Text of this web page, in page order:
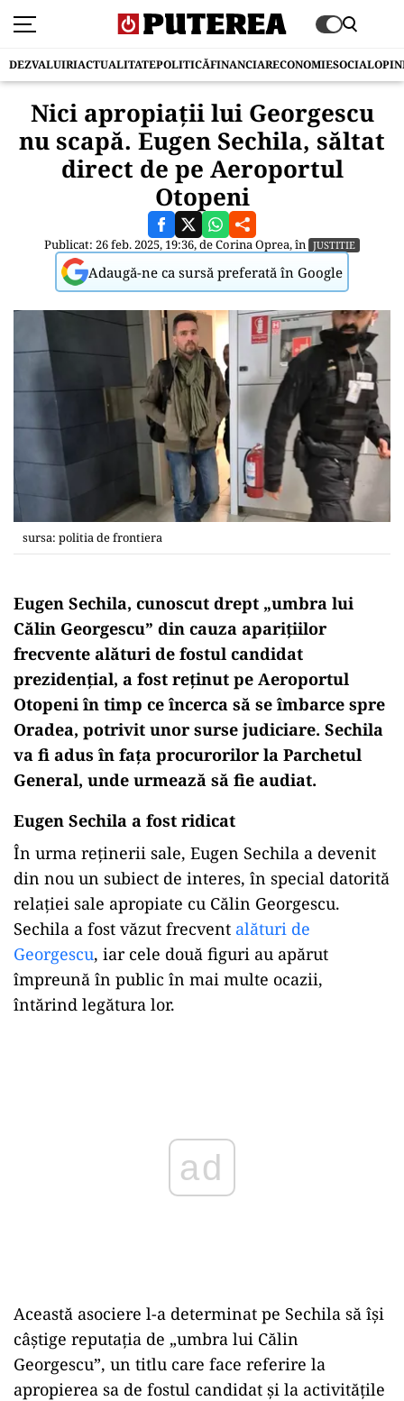
DEZVALUIRIACTUALITATEPOLITICĂFINANCIARECONOMIESOCIAL
Nici apropiații lui Georgescu
nu scapă. Eugen Sechila, săltat
direct de pe Aeroportul
Otopeni
Publicat: 26 feb. 2025, 19:36, deCorina Oprea, în JUSTITIE
Adaugă-ne ca sursă preferată în Google
sursa: politia de frontiera
Eugen Sechila, cunoscut drept „umbra lui
Călin Georgescu” din cauza aparițiilor
frecvente alături de fostul candidat
prezidențial, a fost reținut pe Aeroportul
Otopeni în timp ce încerca să se îmbarce spre
Oradea, potrivit unor surse judiciare. Sechila
va fi adus în fața procurorilor la Parchetul
General, unde urmează să fie audiat.
Eugen Sechila a fost ridicat
În urma reținerii sale, Eugen Sechila a devenit
din nou un subiect de interes, în special datorită
relației sale apropiate cu Călin Georgescu.
Sechila a fost văzut frecvent alături de
Georgescu, iar cele două figuri au apărut
împreună în public în mai multe ocazii,
întărind legătura lor.
Această asociere l-a determinat pe Sechila să își
câștige reputația de „umbra lui Călin
Georgescu”, un titlu care face referire la
apropierea sa de fostul candidat și la activitățile